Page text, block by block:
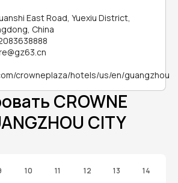
East Road, Yuexiu District,
China
crowneplaza/hotels/us/en/guangzhou
CROWNE
CITY
10 11 12 13 14